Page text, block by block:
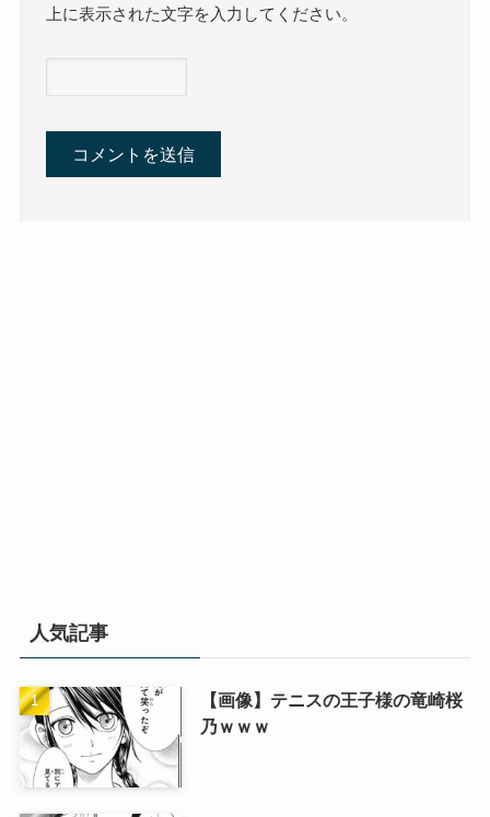
上に表示された文字を入力してください。
人気記事
【画像】テニスの王子様の竜崎桜
乃ｗｗｗ